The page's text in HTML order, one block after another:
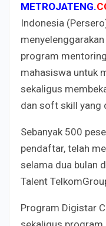
METROJATENG.
Indonesia
program
mahasiswa untuk
sekaligus
dan soft skill yang
Sebanyak 500
pendaftar, telah
selama dua bulan
Talent
Program Digistar